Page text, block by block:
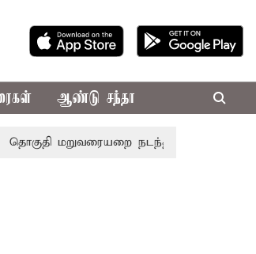
ஆண்டு சந்தா
மறுவரையறை நடந்தால் தமிழக